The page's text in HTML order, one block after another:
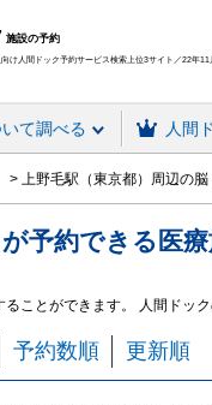
施設の予約
け人間ドック予約サービス検索上位3サイト／22年11
て調べる 人間
上野毛駅（東京都）周辺の
が予約できる 医
ことができます。 人間ドッ
予約数順 更新順